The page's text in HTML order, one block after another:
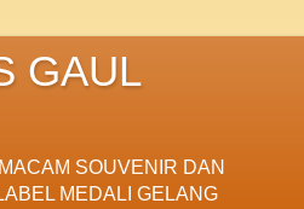
GAUL
SOUVENIR DAN
MEDALI GELANG